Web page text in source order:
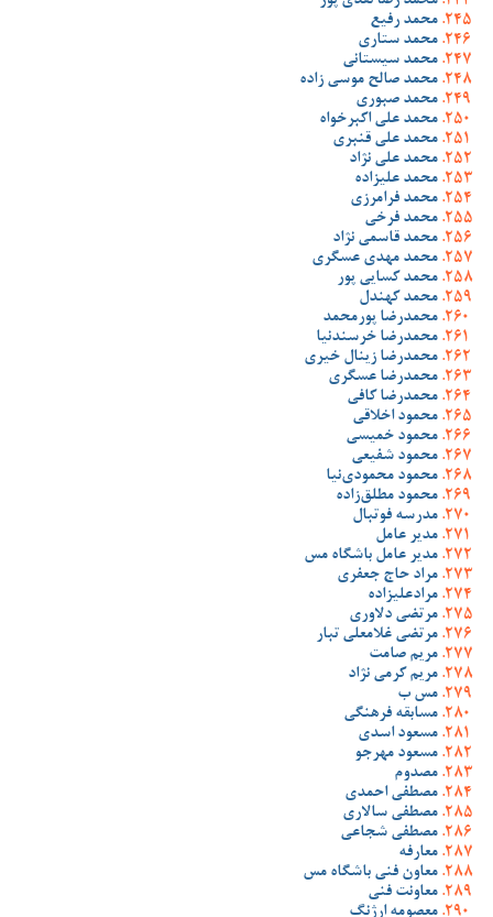
محمد رفیع
محمد ستاری
محمد سیستانی
محمد صالح موسی زاده
محمد صبوری
محمد علی اکبرخواه
محمد علی قنبری
محمد علی نژاد
محمد علیزاده
محمد فرامرزی
محمد فرخی
محمد قاسمی نژاد
محمد مهدی عسگری
محمد کسایی پور
محمد کهندل
محمدرضا پورمحمد
محمدرضا خرسندنیا
محمدرضا زینال خیری
محمدرضا عسگری
محمدرضا کافی
محمود اخلاقی
محمود خمیسی
محمود شفیعی
محمود محمودی‌نیا
محمود مطلق‌زاده
مدرسه فوتبال
مدیر عامل
مدیر عامل باشگاه مس
مراد حاج جعفری
مرادعلیزاده
مرتضی دلاوری
مرتضی غلامعلی تبار
مریم صامت
مریم کرمی نژاد
مس ب
مسابقه فرهنگی
مسعود اسدی
مسعود مهرجو
مصدوم
مصطفی احمدی
مصطفی سالاری
مصطفی شجاعی
معارفه
معاون فنی باشگاه مس
معاونت فنی
معصومه ارژنگ